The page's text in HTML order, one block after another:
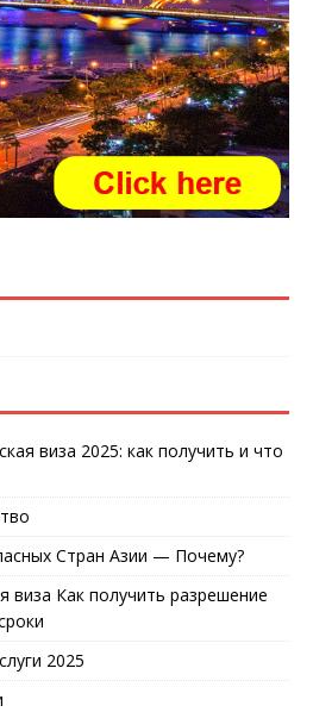
виза 2025: как получить и что
Стран Азии — Почему?
виза Как получить разрешение
2025